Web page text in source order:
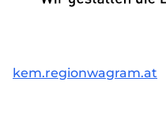
kem.regionwagram.at